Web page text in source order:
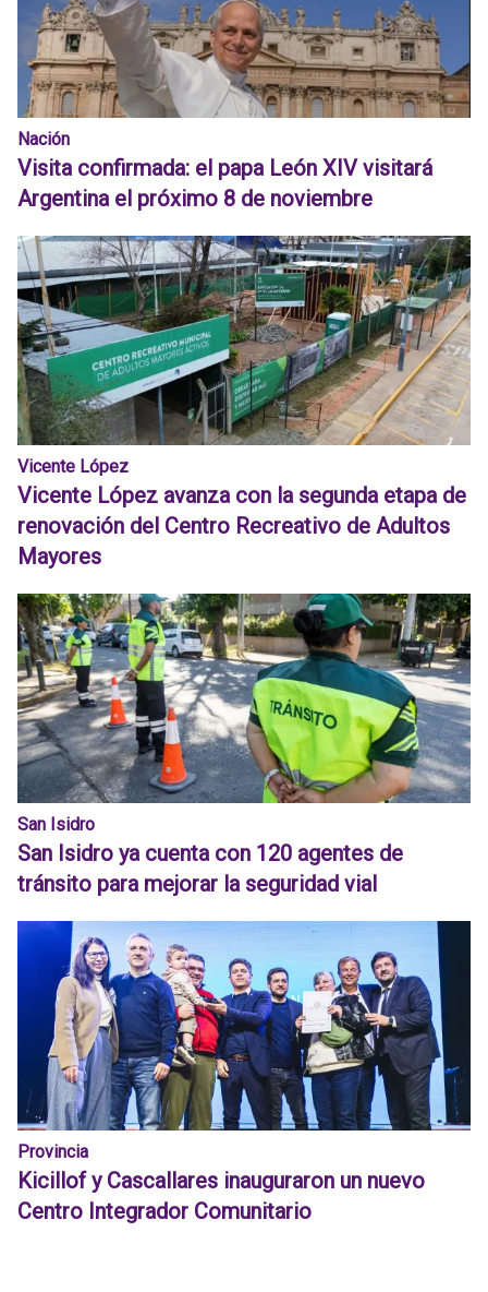
Nación
Visita confirmada: el papa León XIV visitará
Argentina el próximo 8 de noviembre
Vicente López
Vicente López avanza con la segunda etapa de
renovación del Centro Recreativo de Adultos
Mayores
San Isidro
San Isidro ya cuenta con 120 agentes de
tránsito para mejorar la seguridad vial
Provincia
Kicillof y Cascallares inauguraron un nuevo
Centro Integrador Comunitario